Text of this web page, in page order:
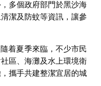
多個政府部門於黑沙海
潔及防蚊等資訊，讓參
着夏季來臨，不少市民
區、海灘及水上環境衛
攜手共建整潔宜居的城